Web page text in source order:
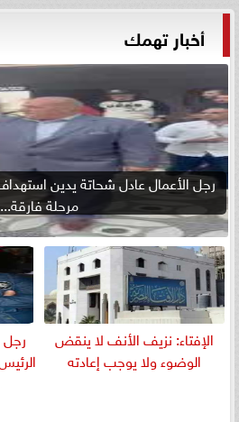
أخبار تهمك
رجل الأعمال عادل شحاتة يدين
مرحلة فارقة...
الإفتاء: نزيف الأنف لا ينقض
الوضوء ولا يوجب إعادته
رجل